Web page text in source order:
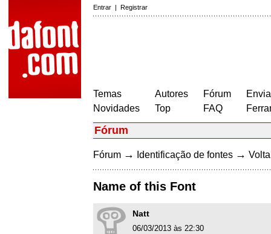
Entrar | Registrar
Temas
Novidades
Autores
Top
Fórum
FAQ
Fórum
Fórum → Identificação de fontes →
Name of this Font
Natt
06/03/2013 às 22:30